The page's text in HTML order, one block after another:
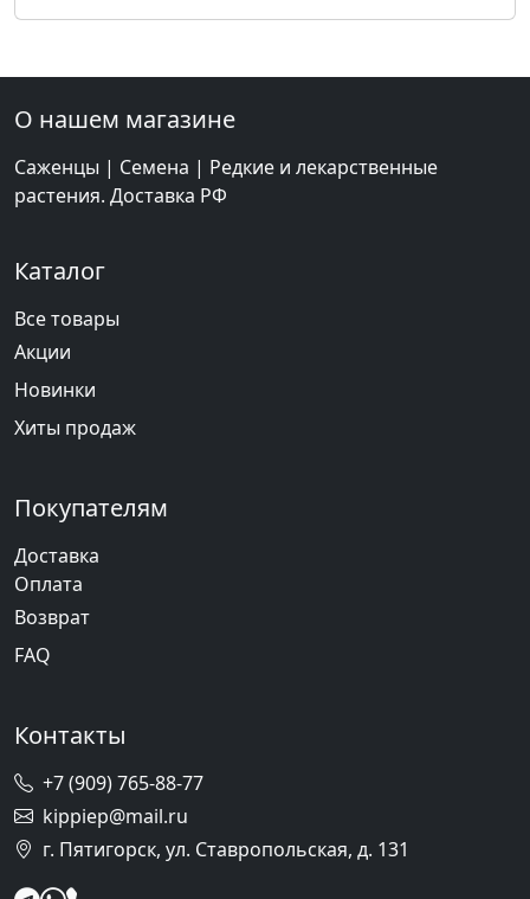
О нашем магазине
Саженцы | Семена | Редкие и лекарственные
растения. Доставка РФ
Каталог
Все товары
Акции
Новинки
Хиты продаж
Покупателям
Доставка
Оплата
Возврат
FAQ
Контакты
+7 (909) 765-88-77
kippiep@mail.ru
г. Пятигорск, ул. Ставропольская, д. 131